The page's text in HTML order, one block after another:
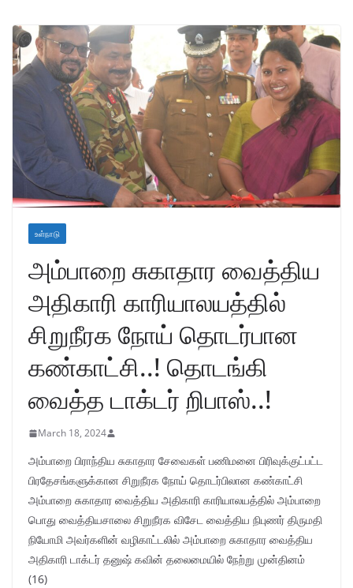
உள்நாடு
அம்பாறை சுகாதார வைத்திய
அதிகாரி காரியாலயத்தில்
சிறுநீரக நோய் தொடர்பான
கண்காட்சி..! தொடங்கி
வைத்த டாக்டர் றிபாஸ்..!
March 18, 2024
அம்பாறை பிராந்திய சுகாதார சேவைகள் பணிமனை பிரிவுக்குட்பட்ட
பிரதேசங்களுக்கான சிறுநீரக நோய் தொடர்பிலான கண்காட்சி
அம்பாறை சுகாதார வைத்திய அதிகாரி காரியாலயத்தில் அம்பாறை
பொது வைத்தியசாலை சிறுநீரக விசேட வைத்திய நிபுணர் திருமதி
நியோமி அவர்களின் வழிகாட்டலில் அம்பாறை சுகாதார வைத்திய
அதிகாரி டாக்டர் தனுஷ் கவின் தலைமையில் நேற்று முன்தினம்
(16)